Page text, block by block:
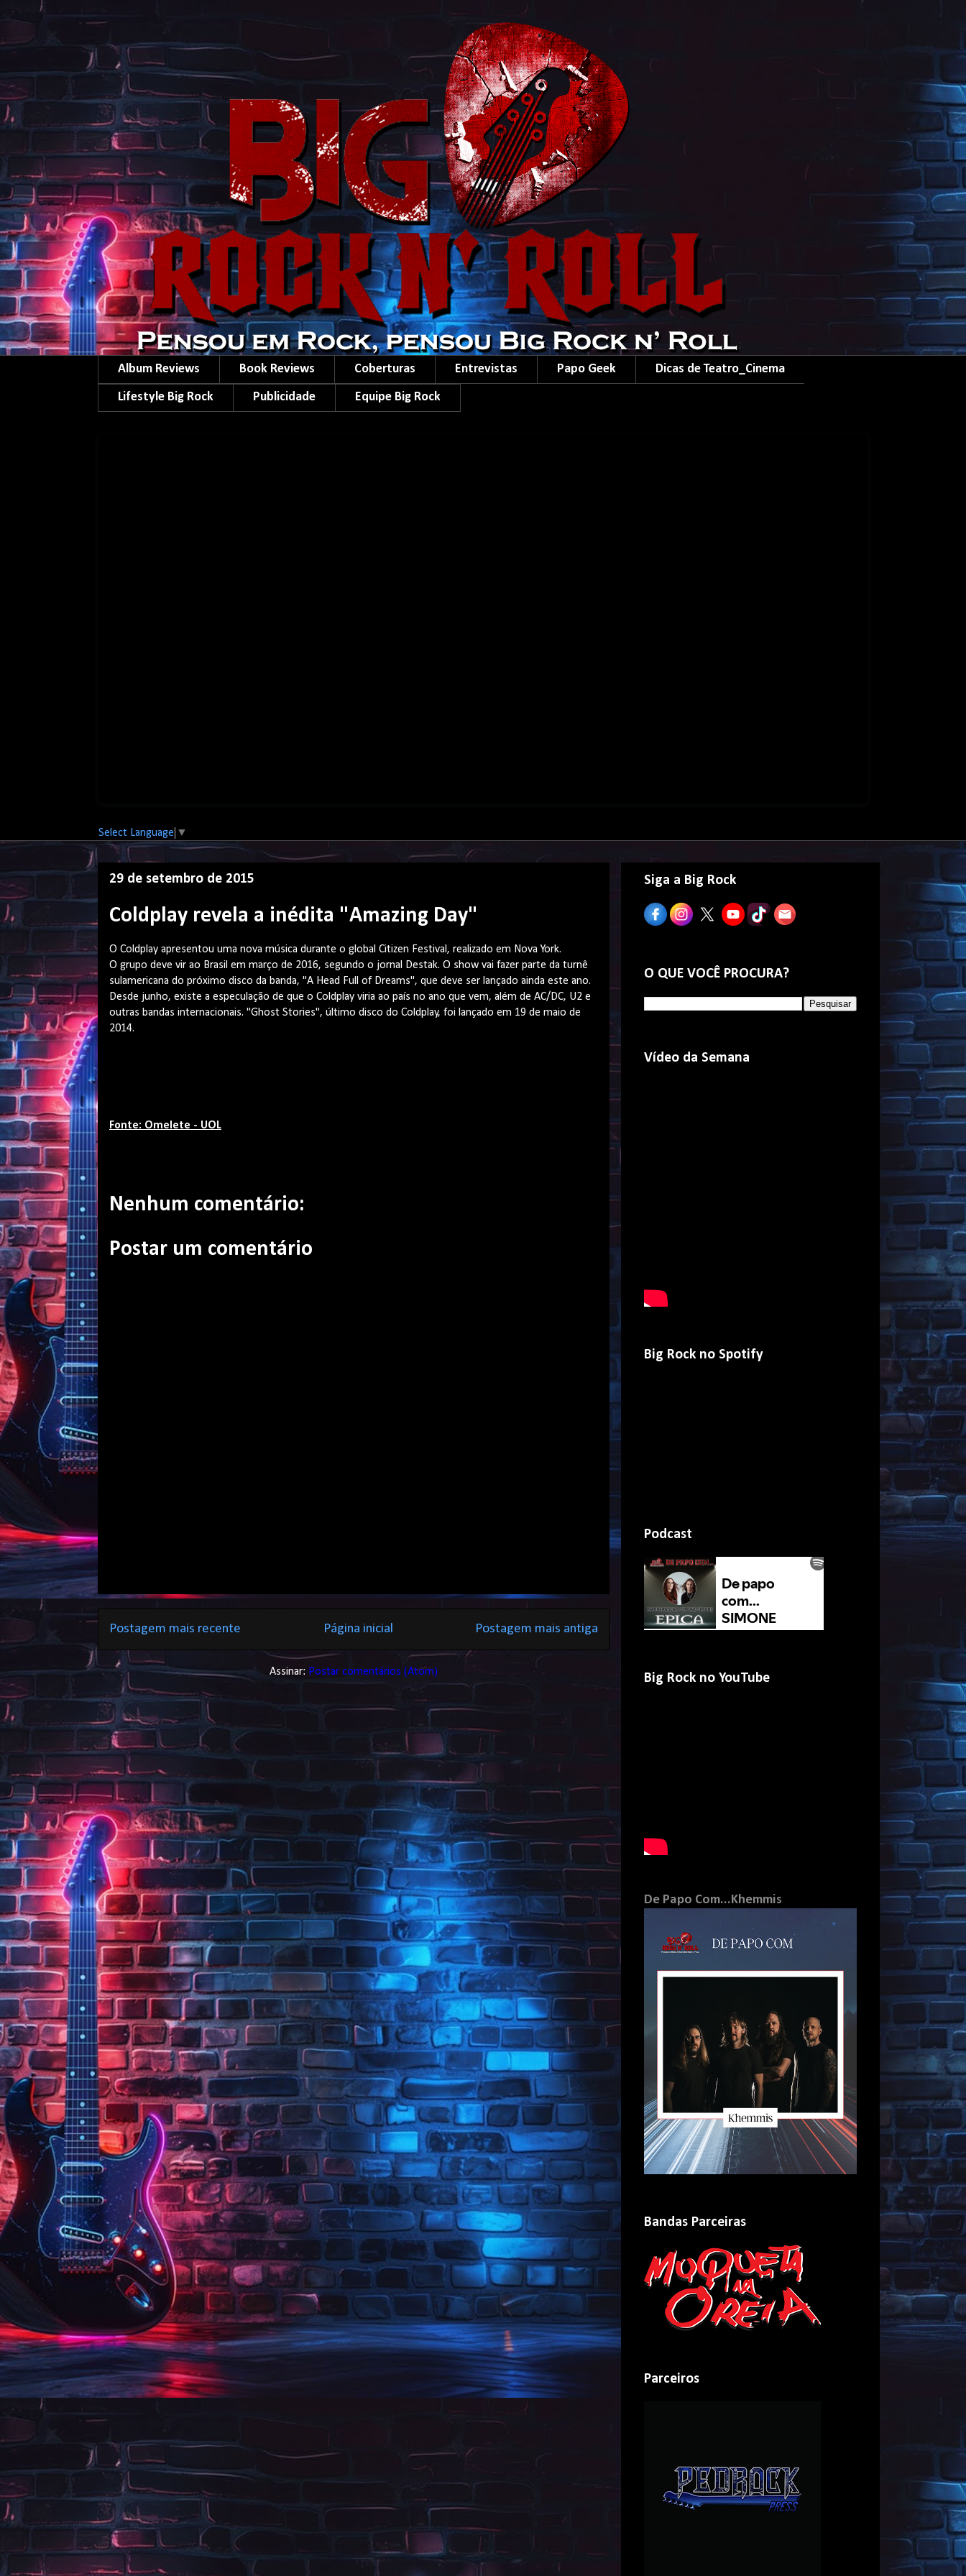
Album Reviews Book Reviews Coberturas Entrevistas Papo Geek Dicas de Teatro_Cinema
Lifestyle Big Rock Publicidade Equipe Big Rock
Select Language ▼
29 de setembro de 2015
Coldplay revela a inédita "Amazing Day"
O Coldplay apresentou uma nova música durante o global Citizen Festival, realizado em Nova York.
O grupo deve vir ao Brasil em março de 2016, segundo o jornal Destak. O show vai fazer parte da turnê
sulamericana do próximo disco da banda, "A Head Full of Dreams", que deve ser lançado ainda este ano.
Desde junho, existe a especulação de que o Coldplay viria ao país no ano que vem, além de AC/DC, U2 e
outras bandas internacionais. "Ghost Stories", último disco do Coldplay, foi lançado em 19 de maio de
2014.
Fonte: Omelete - UOL
Nenhum comentário:
Postar um comentário
Postagem mais recente Postagem mais antiga
Página inicial
Assinar: Postar comentários (Atom)
Siga a Big Rock
O QUE VOCÊ PROCURA?
Vídeo da Semana
Big Rock no Spotify
Podcast
Big Rock no YouTube
De Papo Com...Khemmis
Bandas Parceiras
Parceiros